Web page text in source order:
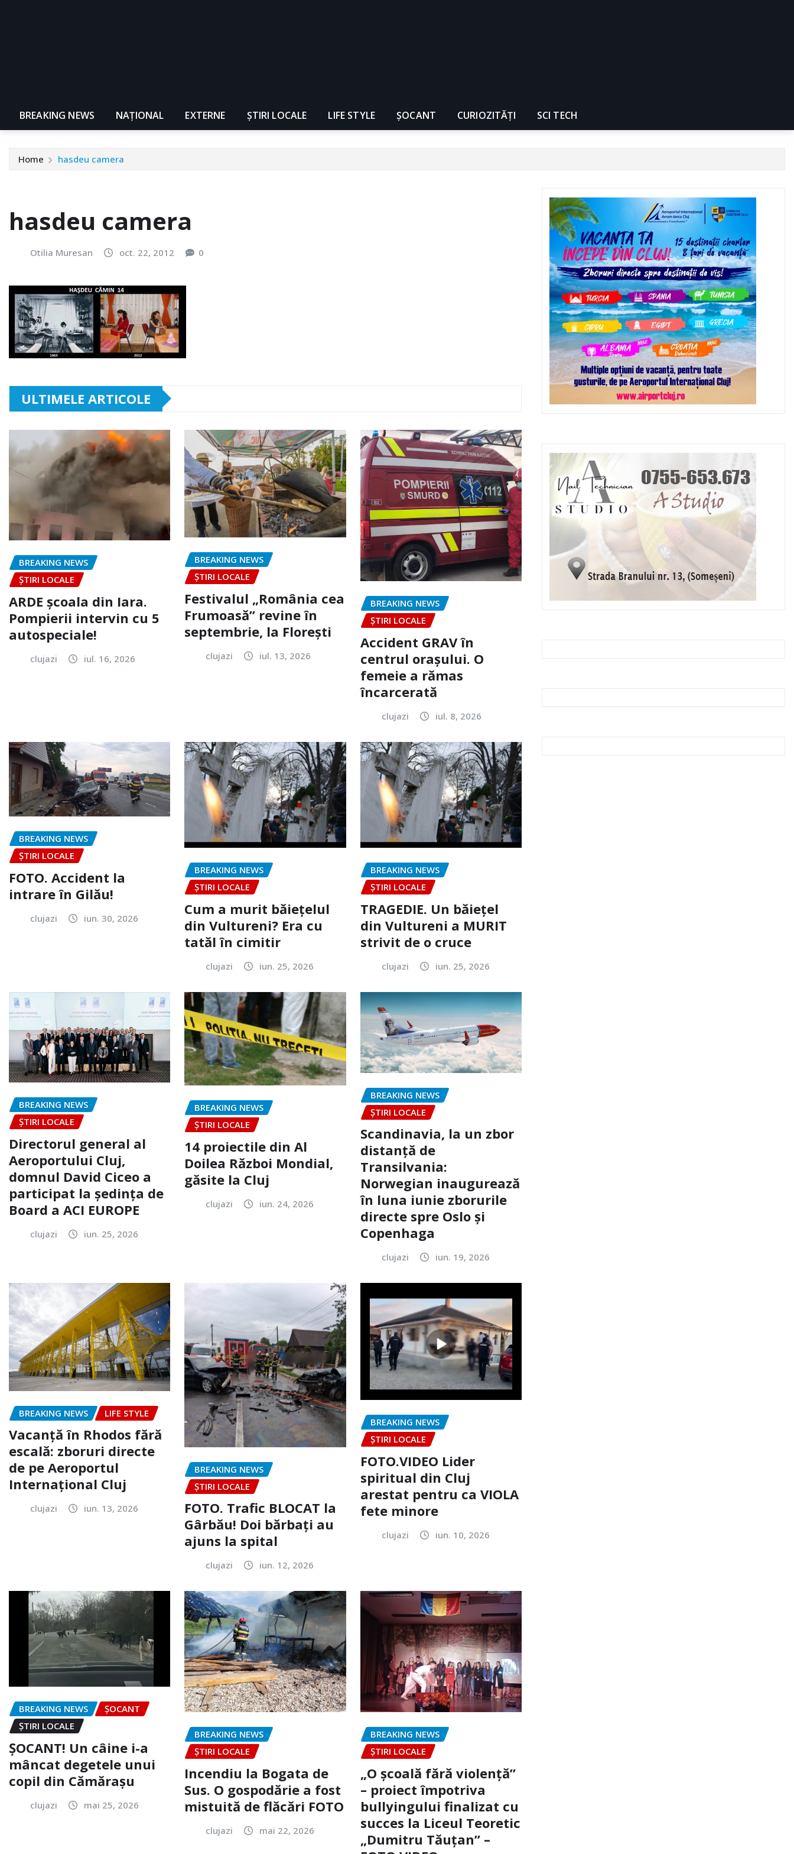
BREAKING NEWS NAŢIONAL EXTERNE ȘTIRI LOCALE LIFE STYLE ȘOCANT CURIOZITĂȚI SCI TECH
Home hasdeu camera
hasdeu camera
Otilia Muresan oct. 22, 2012 0
ULTIMELE ARTICOLE
BREAKING NEWS
ȘTIRI LOCALE
ARDE școala din Iara.
Pompierii intervin cu 5
autospeciale!
clujazi iul. 16, 2026
BREAKING NEWS
ȘTIRI LOCALE
Festivalul „România cea
Frumoasă” revine în
septembrie, la Florești
clujazi iul. 13, 2026
BREAKING NEWS
ȘTIRI LOCALE
Accident GRAV în
centrul orașului. O
femeie a rămas
încarcerată
clujazi iul. 8, 2026
BREAKING NEWS
ȘTIRI LOCALE
FOTO. Accident la
intrare în Gilău!
clujazi iun. 30, 2026
BREAKING NEWS
ȘTIRI LOCALE
Cum a murit băiețelul
din Vultureni? Era cu
tatăl în cimitir
clujazi iun. 25, 2026
BREAKING NEWS
ȘTIRI LOCALE
TRAGEDIE. Un băiețel
din Vultureni a MURIT
strivit de o cruce
clujazi iun. 25, 2026
BREAKING NEWS
ȘTIRI LOCALE
Directorul general al
Aeroportului Cluj,
domnul David Ciceo a
participat la ședința de
Board a ACI EUROPE
clujazi iun. 25, 2026
BREAKING NEWS
ȘTIRI LOCALE
14 proiectile din Al
Doilea Război Mondial,
găsite la Cluj
clujazi iun. 24, 2026
BREAKING NEWS
ȘTIRI LOCALE
Scandinavia, la un zbor
distanță de
Transilvania:
Norwegian inaugurează
în luna iunie zborurile
directe spre Oslo și
Copenhaga
clujazi iun. 19, 2026
BREAKING NEWS LIFE STYLE
Vacanță în Rhodos fără
escală: zboruri directe
de pe Aeroportul
Internațional Cluj
clujazi iun. 13, 2026
BREAKING NEWS
ȘTIRI LOCALE
FOTO. Trafic BLOCAT la
Gârbău! Doi bărbați au
ajuns la spital
clujazi iun. 12, 2026
BREAKING NEWS
ȘTIRI LOCALE
FOTO.VIDEO Lider
spiritual din Cluj
arestat pentru ca VIOLA
fete minore
clujazi iun. 10, 2026
BREAKING NEWS
ȘOCANT
ȘTIRI LOCALE
ȘOCANT! Un câine i-a
mâncat degetele unui
copil din Cămărașu
clujazi mai 25, 2026
BREAKING NEWS
ȘTIRI LOCALE
Incendiu la Bogata de
Sus. O gospodărie a fost
mistuită de flăcări FOTO
clujazi mai 22, 2026
BREAKING NEWS
ȘTIRI LOCALE
„O școală fără violență”
– proiect împotriva
bullyingului finalizat cu
succes la Liceul Teoretic
„Dumitru Tăuțan” –